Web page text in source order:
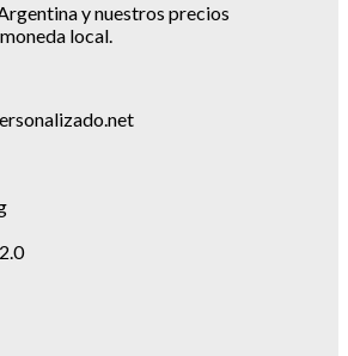
y nuestros precios
local.